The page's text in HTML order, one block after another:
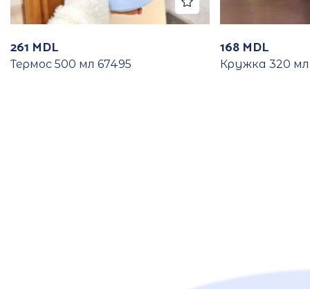
261 MDL
Термос 500 мл 67495
168 MDL
Кружка 320 мл